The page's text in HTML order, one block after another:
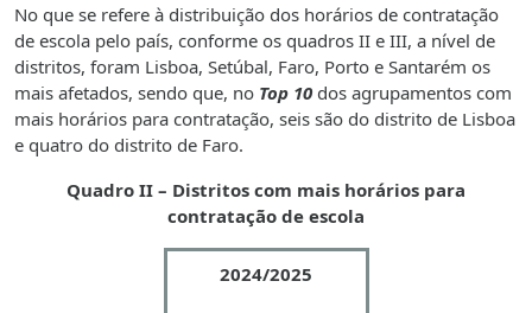
No que se refere à distribuição dos horários de contratação
de escola pelo país, conforme os quadros II e III, a nível de
distritos, foram Lisboa, Setúbal, Faro, Porto e Santarém os
mais afetados, sendo que, no Top 10 dos agrupamentos com
mais horários para contratação, seis são do distrito de Lisboa
e quatro do distrito de Faro.
Quadro II – Distritos com mais horários para
contratação de escola
2024/2025